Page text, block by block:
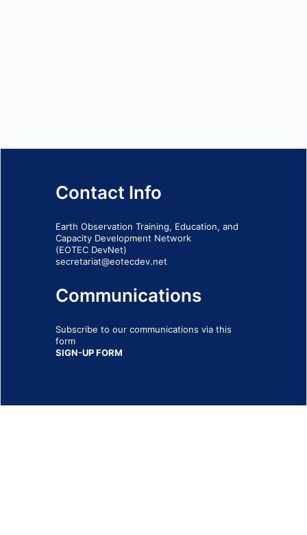
Contact Info
Earth Observation Training, Education, and
Capacity Development Network
(EOTEC DevNet)
secretariat@eotecdev.net
Communications
Subscribe to our communications via this
form
SIGN-UP FORM